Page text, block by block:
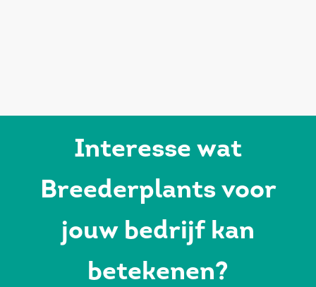
Interesse wat
Breederplants voor
jouw bedrijf kan
betekenen?